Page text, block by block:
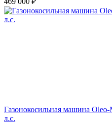
Газонокосильная машина
л.с.